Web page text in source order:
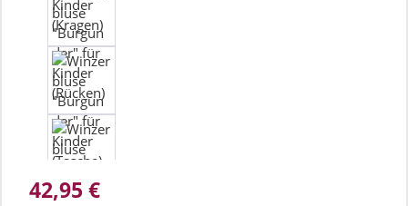
Regulärer Preis:
42,95 €